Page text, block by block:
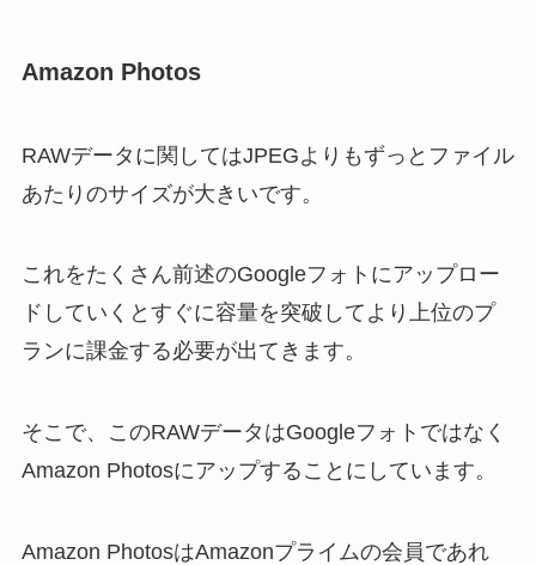
Amazon Photos
RAWデータに関してはJPEGよりもずっとファイル
あたりのサイズが大きいです。
これをたくさん前述のGoogleフォトにアップロー
ドしていくとすぐに容量を突破してより上位のプ
ランに課金する必要が出てきます。
そこで、このRAWデータはGoogleフォトではなく
Amazon Photosにアップすることにしています。
Amazon PhotosはAmazonプライムの会員であれ